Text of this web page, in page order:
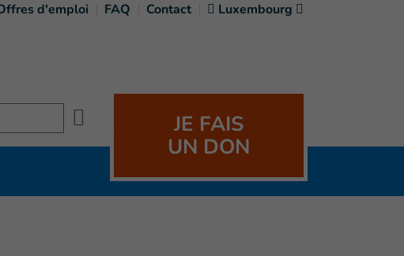
d'emploi FAQ Contact Luxembourg
JE FAIS
UN DON